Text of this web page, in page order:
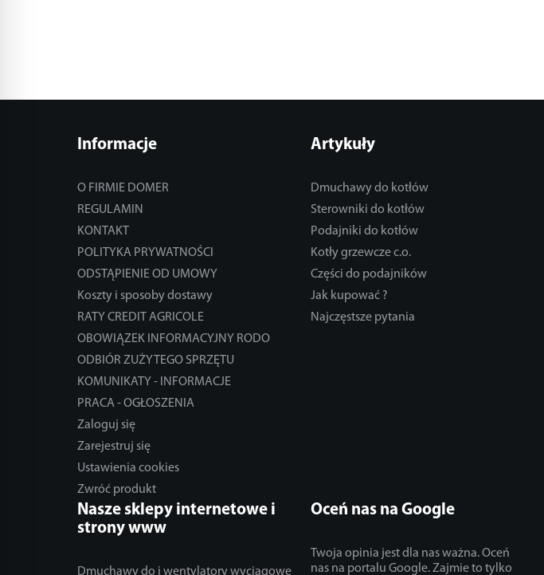
Informacje
O FIRMIE DOMER
REGULAMIN
KONTAKT
POLITYKA PRYWATNOŚCI
ODSTĄPIENIE OD UMOWY
Koszty i sposoby dostawy
RATY CREDIT AGRICOLE
OBOWIĄZEK INFORMACYJNY RODO
ODBIÓR ZUŻYTEGO SPRZĘTU
KOMUNIKATY - INFORMACJE
PRACA - OGŁOSZENIA
Zaloguj się
Zarejestruj się
Ustawienia cookies
Zwróć produkt
Artykuły
Dmuchawy do kotłów
Sterowniki do kotłów
Podajniki do kotłów
Kotły grzewcze c.o.
Części do podajników
Jak kupować ?
Najczęstsze pytania
Nasze sklepy internetowe i
strony www
Dmuchawy do i wentylatory wyciągowe
Oceń nas na Google
Twoja opinia jest dla nas ważna. Oceń
nas na portalu Google. Zajmie to tylko